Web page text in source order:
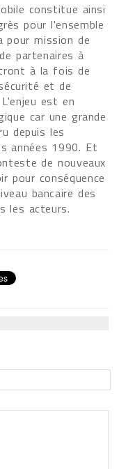
constitue ainsi
pour l'ensemble
pour mission de
partenaires à
à la fois de
et de
est en
car une grande
depuis les
années 1990. Et
de nouveaux
pour conséquence
bancaire des
les acteurs.